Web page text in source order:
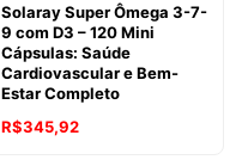
Solaray Super Ômega 3-7-
9 com D3 – 120 Mini
Cápsulas: Saúde
Cardiovascular e Bem-
Estar Completo
R$345,92